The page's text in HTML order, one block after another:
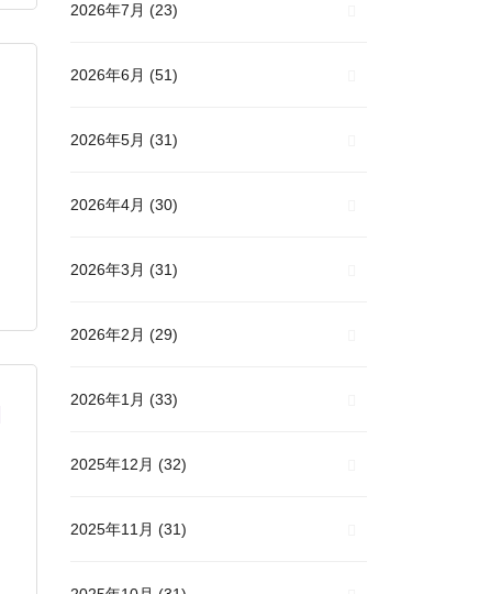
2026年7月 (23)
2026年6月 (51)
2026年5月 (31)
2026年4月 (30)
2026年3月 (31)
2026年2月 (29)
2026年1月 (33)
2025年12月 (32)
2025年11月 (31)